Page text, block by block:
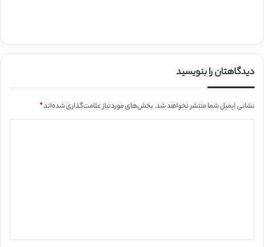
دیدگاهتان را بنویسید
نشانی ایمیل شما منتشر نخواهد شد.بخش‌های موردنیاز علامت‌گذاری شده‌اند*